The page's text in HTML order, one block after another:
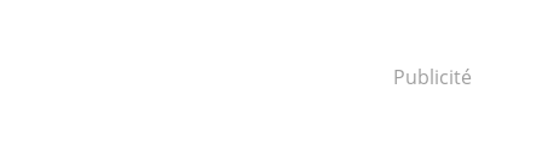
Publicité